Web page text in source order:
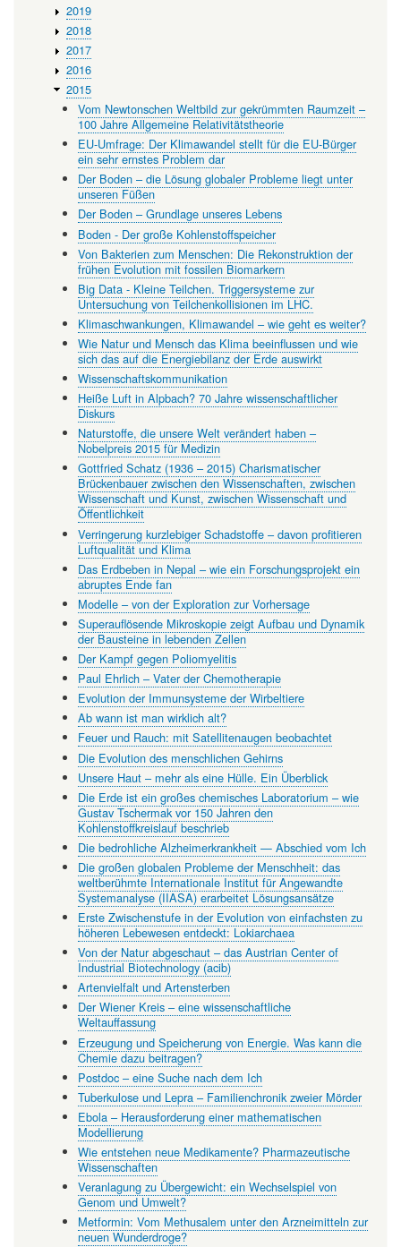
2019
2018
2017
2016
2015
Vom Newtonschen Weltbild zur gekrümmten Raumzeit –
100 Jahre Allgemeine Relativitätstheorie
EU-Umfrage: Der Klimawandel stellt für die EU-Bürger
ein sehr ernstes Problem dar
Der Boden – die Lösung globaler Probleme liegt unter
unseren Füßen
Der Boden – Grundlage unseres Lebens
Boden - Der große Kohlenstoffspeicher
Von Bakterien zum Menschen: Die Rekonstruktion der
frühen Evolution mit fossilen Biomarkern
Big Data - Kleine Teilchen. Triggersysteme zur
Untersuchung von Teilchenkollisionen im LHC.
Klimaschwankungen, Klimawandel – wie geht es weiter?
Wie Natur und Mensch das Klima beeinflussen und wie
sich das auf die Energiebilanz der Erde auswirkt
Wissenschaftskommunikation
Heiße Luft in Alpbach? 70 Jahre wissenschaftlicher
Diskurs
Naturstoffe, die unsere Welt verändert haben –
Nobelpreis 2015 für Medizin
Gottfried Schatz (1936 – 2015) Charismatischer
Brückenbauer zwischen den Wissenschaften, zwischen
Wissenschaft und Kunst, zwischen Wissenschaft und
Öffentlichkeit
Verringerung kurzlebiger Schadstoffe – davon profitieren
Luftqualität und Klima
Das Erdbeben in Nepal – wie ein Forschungsprojekt ein
abruptes Ende fan
Modelle – von der Exploration zur Vorhersage
Superauflösende Mikroskopie zeigt Aufbau und Dynamik
der Bausteine in lebenden Zellen
Der Kampf gegen Poliomyelitis
Paul Ehrlich – Vater der Chemotherapie
Evolution der Immunsysteme der Wirbeltiere
Ab wann ist man wirklich alt?
Feuer und Rauch: mit Satellitenaugen beobachtet
Die Evolution des menschlichen Gehirns
Unsere Haut – mehr als eine Hülle. Ein Überblick
Die Erde ist ein großes chemisches Laboratorium – wie
Gustav Tschermak vor 150 Jahren den
Kohlenstoffkreislauf beschrieb
Die bedrohliche Alzheimerkrankheit — Abschied vom Ich
Die großen globalen Probleme der Menschheit: das
weltberühmte Internationale Institut für Angewandte
Systemanalyse (IIASA) erarbeitet Lösungsansätze
Erste Zwischenstufe in der Evolution von einfachsten zu
höheren Lebewesen entdeckt: Lokiarchaea
Von der Natur abgeschaut – das Austrian Center of
Industrial Biotechnology (acib)
Artenvielfalt und Artensterben
Der Wiener Kreis – eine wissenschaftliche
Weltauffassung
Erzeugung und Speicherung von Energie. Was kann die
Chemie dazu beitragen?
Postdoc – eine Suche nach dem Ich
Tuberkulose und Lepra – Familienchronik zweier Mörder
Ebola – Herausforderung einer mathematischen
Modellierung
Wie entstehen neue Medikamente? Pharmazeutische
Wissenschaften
Veranlagung zu Übergewicht: ein Wechselspiel von
Genom und Umwelt?
Metformin: Vom Methusalem unter den Arzneimitteln zur
neuen Wunderdroge?